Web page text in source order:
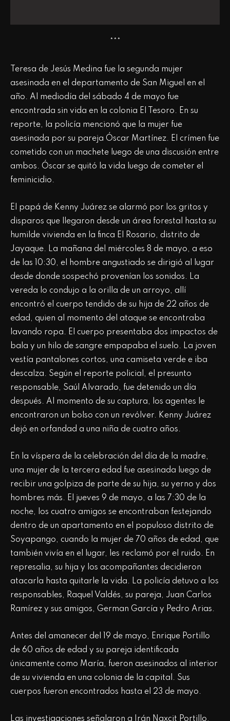
***
Teresa de Jesús Medina fue la segunda mujer
asesinada en el departamento de San Miguel en el
año. Al mediodía del sábado 4 de mayo fue
encontrada sin vida en la colonia El Tesoro. En su
reporte, la policía mencionó que la mujer fue
asesinada por su pareja Óscar Martínez. El crímen fue
cometido con un machete luego de una discusión entre
ambos. Óscar se quitó la vida luego de cometer el
feminicidio.
El papá de Kenny Juárez se alarmó por los gritos y
disparos que llegaron desde un área forestal hasta su
humilde vivienda en la finca El Rosario, distrito de
Jayaque. La mañana del miércoles 8 de mayo, a eso
de las 10:30, el hombre angustiado se dirigió al lugar
desde donde sospechó provenían los sonidos. La
vereda lo condujo a la orilla de un arroyo, allí
encontró el cuerpo tendido de su hija de 22 años de
edad, quien al momento del ataque se encontraba
lavando ropa. El cuerpo presentaba dos impactos de
bala y un hilo de sangre empapaba el suelo. La joven
vestía pantalones cortos, una camiseta verde e iba
descalza. Según el reporte policial, el presunto
responsable, Saúl Alvarado, fue detenido un día
después. Al momento de su captura, los agentes le
encontraron un bolso con un revólver. Kenny Juárez
dejó en orfandad a una niña de cuatro años.
En la víspera de la celebración del día de la madre,
una mujer de la tercera edad fue asesinada luego de
recibir una golpiza de parte de su hija, su yerno y dos
hombres más. El jueves 9 de mayo, a las 7:30 de la
noche, los cuatro amigos se encontraban festejando
dentro de un apartamento en el populoso distrito de
Soyapango, cuando la mujer de 70 años de edad, que
también vivía en el lugar, les reclamó por el ruido. En
represalia, su hija y los acompañantes decidieron
atacarla hasta quitarle la vida. La policía detuvo a los
responsables, Raquel Valdés, su pareja, Juan Carlos
Ramírez y sus amigos, German García y Pedro Arias.
Antes del amanecer del 19 de mayo, Enrique Portillo
de 60 años de edad y su pareja identificada
únicamente como María, fueron asesinados al interior
de su vivienda en una colonia de la capital. Sus
cuerpos fueron encontrados hasta el 23 de mayo.
Las investigaciones señalaron a Irán Naxcit Portillo,